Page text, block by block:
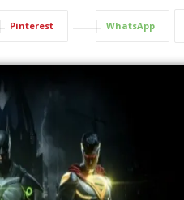
Pinterest WhatsApp